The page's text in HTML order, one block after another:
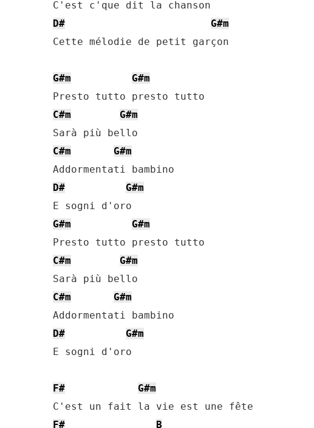
D#
G#m
Cette mélodie de petit garçon
G#m
G#m
C#m
G#m
C#m
G#m
D#
G#m
G#m
G#m
C#m
G#m
C#m
G#m
D#
G#m
E sogni d'oro
F#
G#m
F#
B